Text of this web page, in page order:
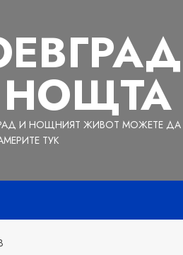
НОЩТА
И НОЩНИЯТ ЖИВОТ МОЖЕТЕ ДА
ТУК